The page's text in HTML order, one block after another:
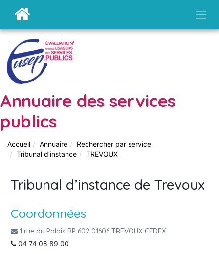
Annuaire des services
publics
Accueil Annuaire
Rechercher par service
Tribunal d’instance
TREVOUX
Tribunal d’instance de Trevoux
Coordonnées
1 rue du Palais BP 602 01606 TREVOUX CEDEX
04 74 08 89 00